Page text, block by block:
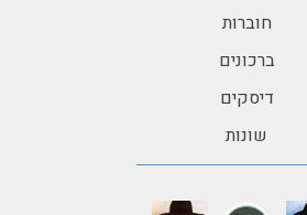
חוברות
ברכונים
דיסקים
שונות